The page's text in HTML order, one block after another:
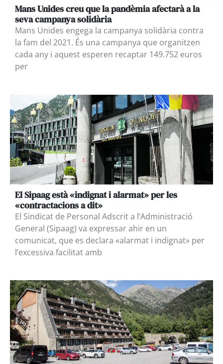
Mans Unides creu que la pandèmia afectarà a la
seva campanya solidària
Mans Unides engega la campanya solidària contra
la fam del 2021. És una campanya que organitzen
cada any i aquest esperen recaptar 149.752 euros
per
El Sipaag està «indignat i alarmat» per les
«contractacions a dit»
El Sindicat de Personal Adscrit a l’Administració
General (Sipaag) va expressar ahir en un
comunicat, que es declara «alarmat i indignat» per
l’excessiva facilitat amb